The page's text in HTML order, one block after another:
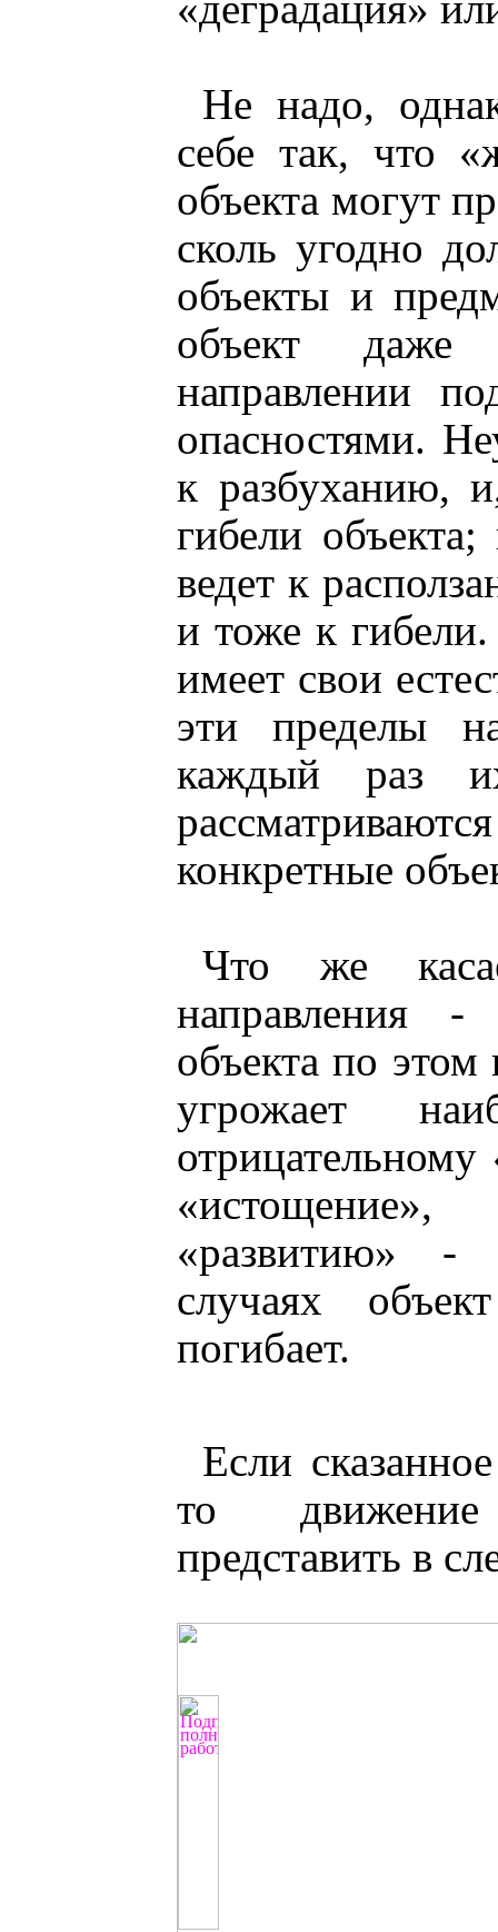
Не надо,
себе так, что
объекта могут
сколь угодно
объекты и
объект даже
направлении
опасностями.
к разбуханию,
гибели
ведет к
и тоже к
имеет свои
эти пределы
каждый раз
конкретные
Что же
направления
объекта по этом
угрожает
отрицательному
«развитию» -
случаях
погибает.
Если
то
представить в